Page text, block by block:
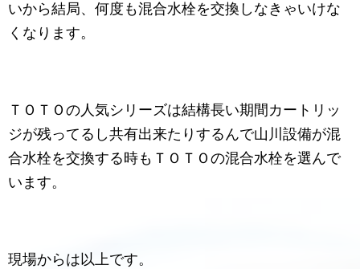
いから結局、何度も混合水栓を交換しなきゃいけな
くなります。
ＴＯＴＯの人気シリーズは結構長い期間カートリッ
ジが残ってるし共有出来たりするんで山川設備が混
合水栓を交換する時もＴＯＴＯの混合水栓を選んで
います。
現場からは以上です。